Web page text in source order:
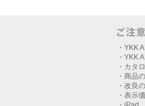
・YKK
・YKK
・カタ
・商品
・改良
・表示